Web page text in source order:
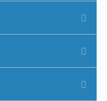
Ausland